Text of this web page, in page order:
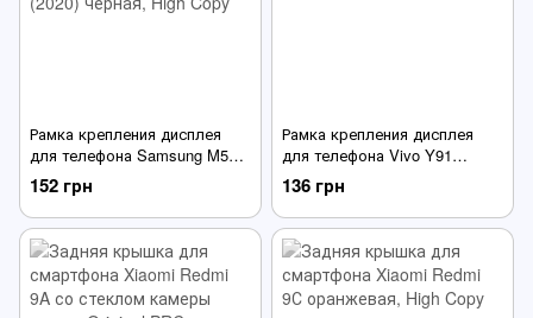
Рамка крепления дисплея
для телефона Samsung M515
Galaxy M51 (2020) черная
152 грн
Рамка крепления дисплея
для телефона Vivo Y91
черная
136 грн